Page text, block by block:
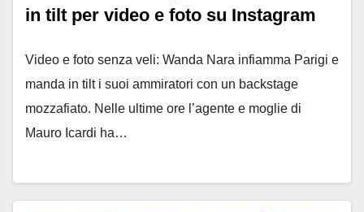
in tilt per video e foto su Instagram
Video e foto senza veli: Wanda Nara infiamma Parigi e
manda in tilt i suoi ammiratori con un backstage
mozzafiato. Nelle ultime ore l’agente e moglie di
Mauro Icardi ha…